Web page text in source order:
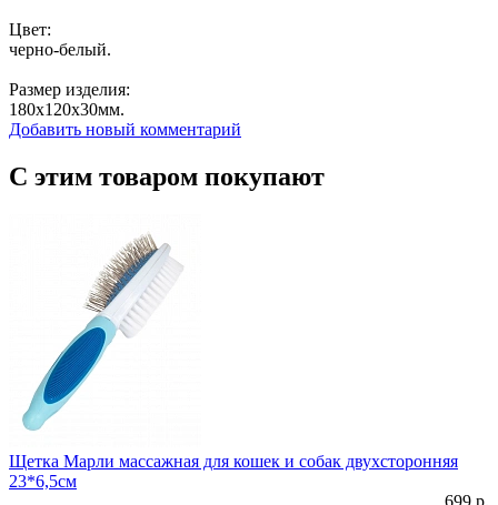
Цвет:
черно-белый.
Размер изделия:
180x120x30мм.
Добавить новый комментарий
С этим товаром покупают
Щетка Марли массажная для кошек и собак двухсторонняя
23*6,5см
699 р.